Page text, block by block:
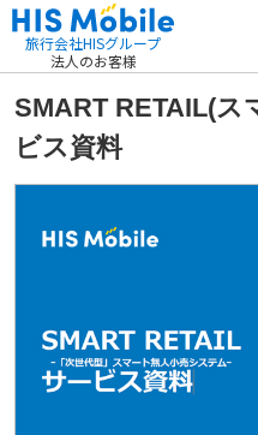
旅行会社HISグループ
法人のお客様
SMART RETAIL(ス
ビス資料